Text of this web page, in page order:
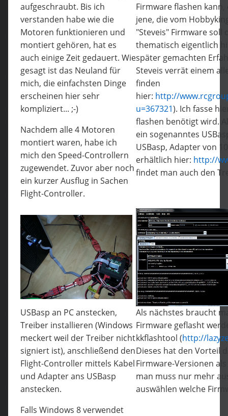
aufgeschraubt. Bis ich
verstanden habe wie die
Motoren funktionieren und
montiert gehören, hat es
auch einige Zeit gedauert. Wie
gesagt ist das Neuland für
mich, die einfachsten Dinge
erscheinen hier sehr
kompliziert... ;-)
Nachdem alle 4 Motoren
montiert waren, habe ich
mich den Speed-Controllern
zugewendet. Zuvor aber noch
ein kurzer Ausflug in Sachen
Flight-Controller.
Firmware flashen
jene, die vom
"Steveis" Firmware soll
thematisch eigentlich
später gemachten
Steveis verrät einem
finden
hier: http://
u=367321). Ich fasse
flashen benötigt wird.
ein sogenanntes
USBasp, Adapter von
erhältlich hier: http://
findet man auch den
USBasp an PC anstecken,
Treiber installieren (Windows
meckert weil der Treiber nicht
signiert ist), anschließend den
Flight-Controller mittels Kabel
und Adapter ans USBasp
anstecken.
Falls Windows 8 verwendet
Als nächstes braucht
Firmware geflasht
kkflashtool (http://
Dieses hat den Vorteil
Firmware-Versionen
man muss nur mehr
auswählen welche